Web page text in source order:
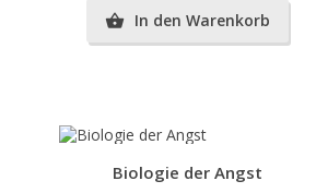
 In den Warenkorb
Vorschau
Biologie der Angst